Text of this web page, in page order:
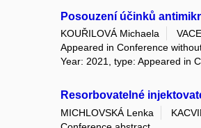
Posouzení účinků
KOUŘILOVÁ Michaela
Appeared in Conference
Year: 2021, type: Appeared in
Resorbovatelné
MICHLOVSKÁ Lenka